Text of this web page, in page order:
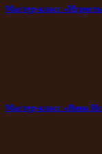
Мастер-класс
Мастер-класс «Вина